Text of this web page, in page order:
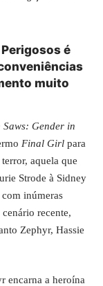
é
muito
Gender in
Final Girl para
aquela que
Strode à Sidney
inúmeras
recente,
Zephyr, Hassie
encarna a heroína